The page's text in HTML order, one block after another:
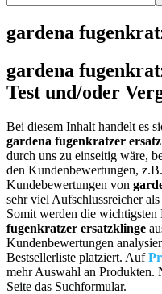
gardena
gardena
Test und/oder
Bei diesem Inhalt handelt es
gardena fugenkratzer
durch uns zu einseitig wäre,
den Kundenbewertungen,
Kundebewertungen von
sehr viel Aufschlussreicher
Somit werden die wichtigsten
fugenkratzer ersatzklinge
Kundenbewertungen
Bestsellerliste platziert. Auf
mehr Auswahl an Produkten.
Seite das Suchformular.